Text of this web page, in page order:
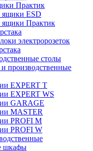
Практик
ящики ESD
ящики Практик
электророзеток
столы
и производственные
EXPERT T
EXPERT WS
GARAGE
MASTER
PROFI M
PROFI W
шкафы